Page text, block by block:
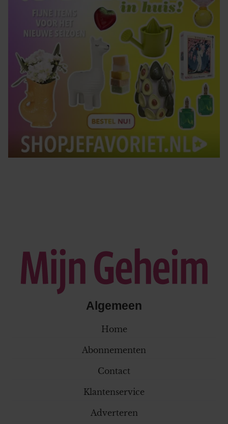
Algemeen
Home
Abonnementen
Contact
Klantenservice
Adverteren